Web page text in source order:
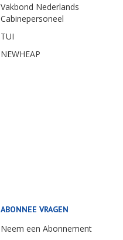
Vakbond Nederlands
Cabinepersoneel
TUI
NEWHEAP
ABONNEE VRAGEN
Neem een Abonnement